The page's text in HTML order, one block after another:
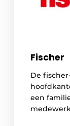
Fischer
De
een